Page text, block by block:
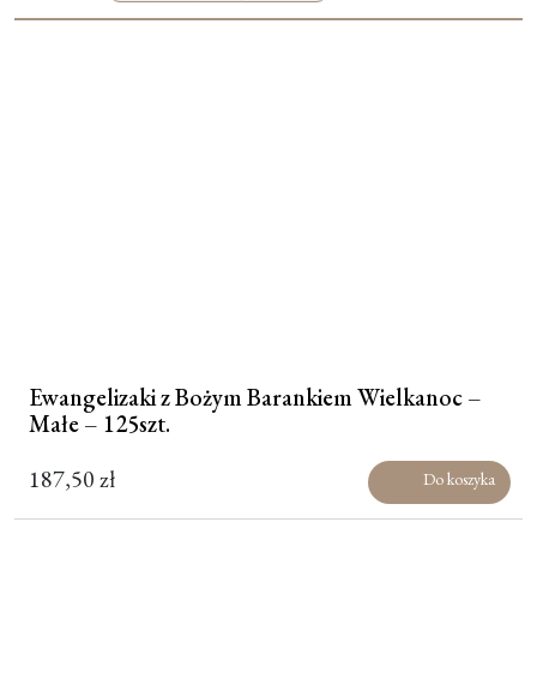
Ewangelizaki z Bożym Barankiem Wielkanoc –
Małe – 125szt.
187,50zł Do koszyka